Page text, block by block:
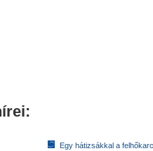
Egy hátizsákkal a